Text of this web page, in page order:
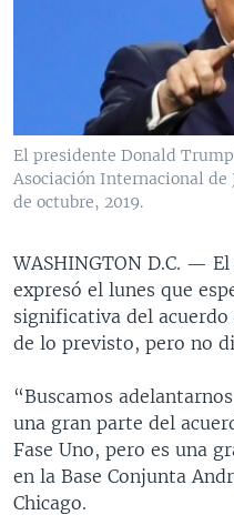
ENTRETENIMIENTO Y
TECNOLOGÍA
DEPORTES
CIENCIA Y SALUD
FOTOGRAFÍA
AUDIOS
PROGRAMAS TV
EL MUNDO AL DÍA
FORO INTERAMERICANO
VISIÓN 360
PANORAMA
AVANCE INFORMATIVO
AUDIONOTICIAS
ESTADOS UNIDOS AL DÍA
EL MUNDO AL DÍA [RADIO]
FORO [RADIO]
NOTA ECONÓMICA
ENTRETENIMIENTO
DIRECT
DOCUMENTALES DE LA VOA
SÍGANOS
Idiomas
El presidente Donald
Asociación Internacional de
de octubre, 2019.
WASHINGTON D.C. —
expresó el lunes que
significativa del acuerdo
de lo previsto, pero no
“Buscamos
una gran parte del
Fase Uno, pero es una
en la Base Conjunta
Chicago.